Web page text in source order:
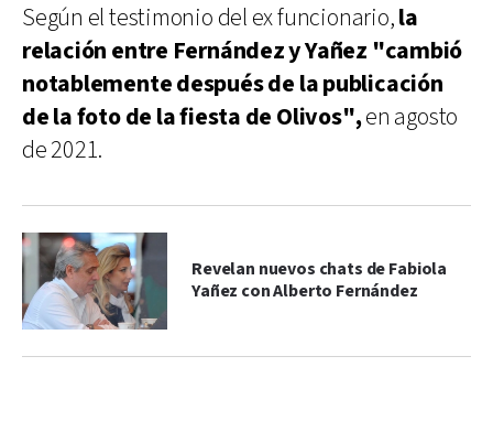
Según el testimonio del ex funcionario,la
relación entre Fernández y Yañez "cambió
notablemente después de la publicación
de la foto de la fiesta de Olivos",en agosto
de 2021.
Revelan nuevos chats de Fabiola
Yañez con Alberto Fernández